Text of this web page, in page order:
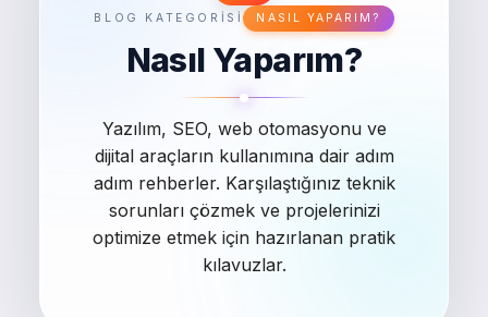
BLOG KATEGORISI NASIL YAPARIM?
Nasıl Yaparım?
Yazılım, SEO, web otomasyonu ve
dijital araçların kullanımına dair adım
adım rehberler. Karşılaştığınız teknik
sorunları çözmek ve projelerinizi
optimize etmek için hazırlanan pratik
kılavuzlar.